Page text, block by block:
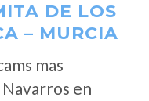
DE LOS
– MURCIA
mas
en